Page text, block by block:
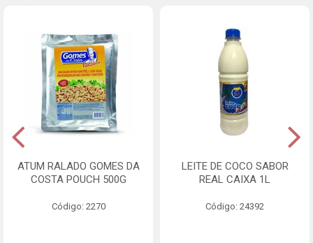
ATUM RALADO GOMES DA
COSTA POUCH 500G
Código: 2270
LEITE DE COCO SABOR
REAL CAIXA 1L
Código: 24392